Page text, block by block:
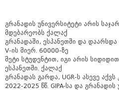
გრანადის უნივერსიტეტი არის
მდებარეობს ქალაქ
გრანადაში, ესპანეთში და
V-ის მიერ. 60000-ზე
მეტი სტუდენტით, იგი არის
ესპანეთში. ქალაქ
გრანადას გარდა, UGR-ს ასევე
2022-2025 წწ. GIPA-სა და